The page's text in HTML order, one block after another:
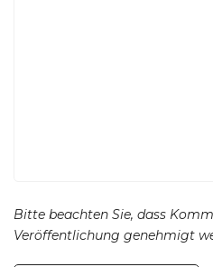
Bitte beachten Sie, dass
Veröffentlichung genehmigt